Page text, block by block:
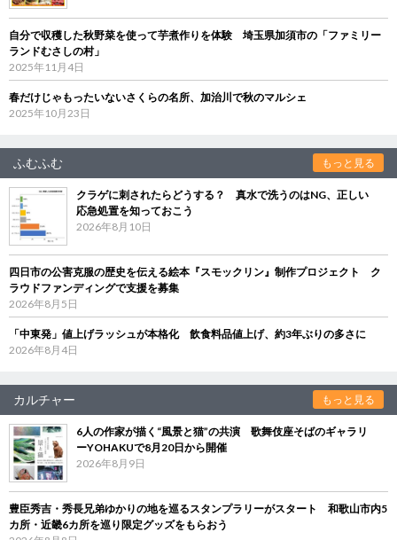
自分で収穫した秋野菜を使って芋煮作りを体験 埼玉県加須市の「ファミリー
ランドむさしの村」
2025年11月4日
春だけじゃもったいないさくらの名所、加治川で秋のマルシェ
2025年10月23日
ふむふむ もっと見る
クラゲに刺されたらどうする？ 真水で洗うのはNG、正しい
応急処置を知っておこう
2026年8月10日
四日市の公害克服の歴史を伝える絵本『スモックリン』制作プロジェクト ク
ラウドファンディングで支援を募集
2026年8月5日
「中東発」値上げラッシュが本格化 飲食料品値上げ、約3年ぶりの多さに
2026年8月4日
カルチャー もっと見る
6人の作家が描く“風景と猫”の共演 歌舞伎座そばのギャラリ
ーYOHAKUで8月20日から開催
2026年8月9日
豊臣秀吉・秀長兄弟ゆかりの地を巡るスタンプラリーがスタート 和歌山市内5
カ所・近畿6カ所を巡り限定グッズをもらおう